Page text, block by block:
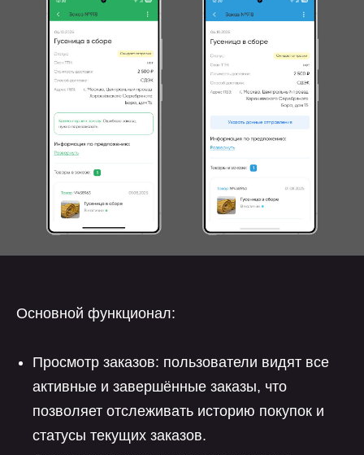
Основной функционал:
Просмотр заказов: пользователи видят все
активные и завершённые заказы, что
позволяет отслеживать историю покупок и
статусы текущих заказов.